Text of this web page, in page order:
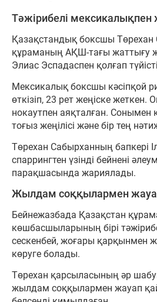
Тәжірибелі
Қазақстандық боксшы Төрехан
құраманың АҚШ-тағы жаттығу
Элиас Эспадаспен қолғап
Мексикалық боксшы кәсіпқой
өткізіп, 23 рет жеңіске жеткен.
нокаутпен аяқталған. Сонымен
тоғыз жеңілісі және бір тең
Төрехан Сабырханның бапкері
спаррингтен үзінді бейнені
парақшасында жариялады.
Жылдам соққылармен
Бейнежазбада Қазақстан
көшбасшыларының бірі
сескенбей, жоғары қарқынмен
көруге болады.
Төрехан қарсыласының әр
жылдам соққылармен жауап